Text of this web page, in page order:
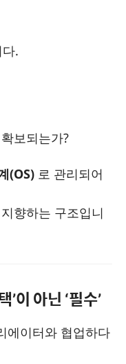
.
보되는가?
(OS) 로 관리되어
향하는 구조입니
이 아닌 ‘필수’
에이터와 협업하다